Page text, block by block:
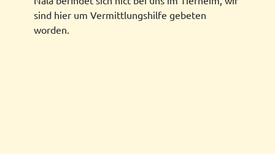
sind hier um Vermittlungshilfe gebeten
worden.